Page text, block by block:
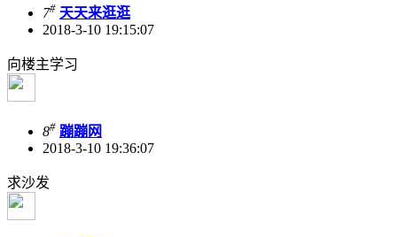
7# 天天来逛逛
2018-3-10 19:15:07
向楼主学习
8# 蹦蹦网
2018-3-10 19:36:07
求沙发